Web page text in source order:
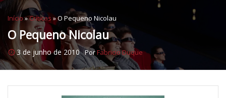
Início »Críticas »O Pequeno Nicolau
O Pequeno Nicolau
3 de junho de 2010 Por Fabricio Duque